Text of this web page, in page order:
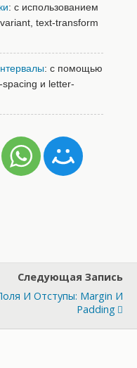
: с использованием
text-transform
: с помощью
и letter-
Следующая Запись
И Отступы: Margin И
Padding